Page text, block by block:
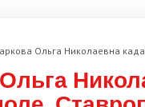
Ольга Николаевна